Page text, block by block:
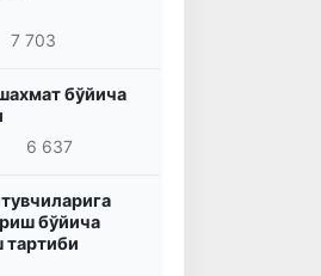
7 703
бўйича
6 637
бўйича
тартиби